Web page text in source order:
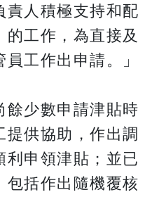
責人積極支持和配
工作，為直接及
工作出申請。」
餘少數申請津貼時
供協助，作出調
申領津貼；並已
包括作出隨機覆核